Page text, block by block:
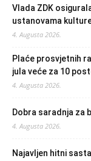
Vlada ZDK
ustanovama
4. Augusta 2026.
Plaće prosvjetnih
jula veće za 10
4. Augusta 2026.
Dobra saradnja za
4. Augusta 2026.
Najavljen hitni